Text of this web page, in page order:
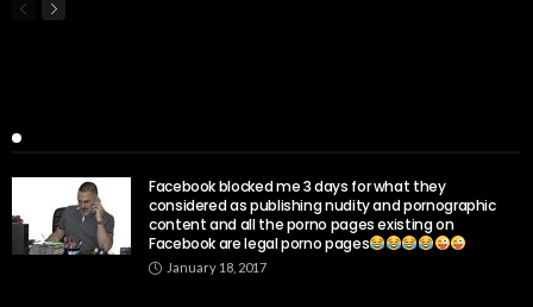
Facebook blocked me 3 days for what they
considered as publishing nudity and pornographic
content and all the porno pages existing on
Facebook are legal porno pages
January 18, 2017